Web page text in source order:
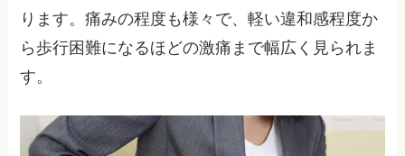
ります。痛みの程度も様々で、軽い違和感程度か
ら歩行困難になるほどの激痛まで幅広く見られま
す。